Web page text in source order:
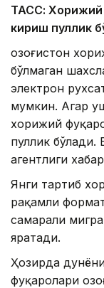
ТАСС: Хорижий
кириш пуллик
Қозоғистон
бўлмаган
электрон
мумкин. Агар
хорижий
пуллик бўлади.
агентлиги
Янги тартиб
рақамли
самарали
яратади.
Ҳозирда
фуқаролари